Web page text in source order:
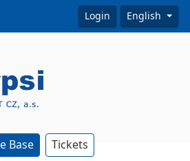
Login English
Base Tickets